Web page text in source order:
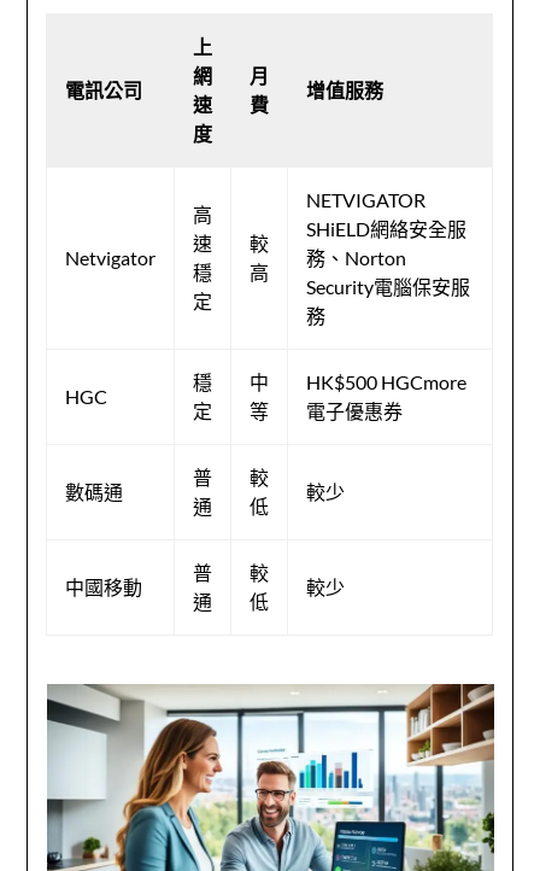
電訊公司
上
網
速
度
月
費
增值服務
Netvigator
高
速
穩
定
較
高
NETVIGATOR
SHiELD網絡安全服
務、Norton
Security電腦保安服
務
HGC
穩
定
中
等
HK$500 HGCmore
電子優惠券
數碼通
普
通
較
低
較少
中國移動
普
通
較
低
較少